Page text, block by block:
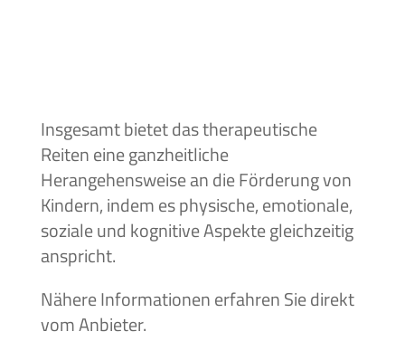
Insgesamt bietet das therapeutische
Reiten eine ganzheitliche
Herangehensweise an die Förderung von
Kindern, indem es physische, emotionale,
soziale und kognitive Aspekte gleichzeitig
anspricht.
Nähere Informationen erfahren Sie direkt
vom Anbieter.